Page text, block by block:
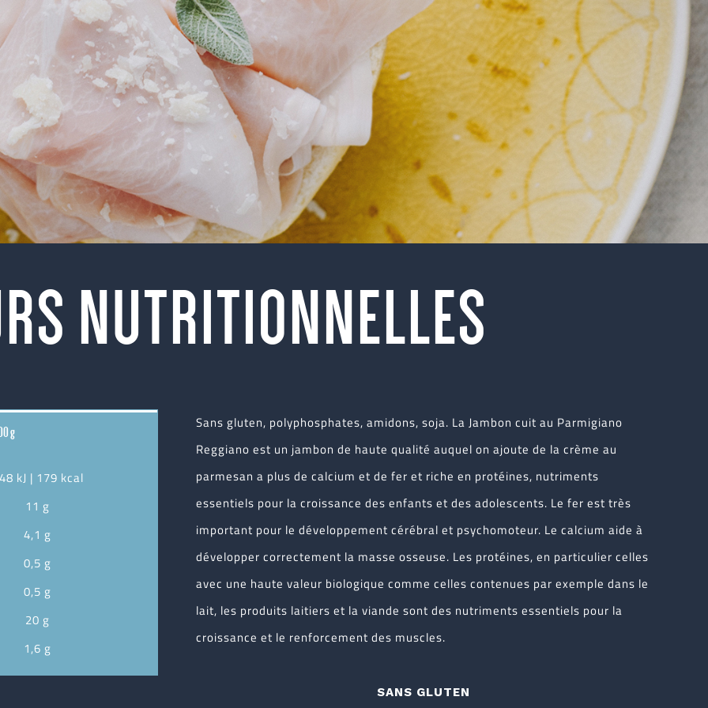
NUTRITIONNELLES
g
kJ | 179 kcal
11 g
4,1 g
0,5 g
0,5 g
20 g
1,6 g
Sans gluten, polyphosphates, amidons, soja. La Jambon cuit au Parmigiano
Reggiano est un jambon de haute qualité auquel on ajoute de la crème au
parmesan a plus de calcium et de fer et riche en protéines, nutriments
essentiels pour la croissance des enfants et des adolescents. Le fer est très
important pour le développement cérébral et psychomoteur. Le calcium aide à
développer correctement la masse osseuse. Les protéines, en particulier celles
avec une haute valeur biologique comme celles contenues par exemple dans le
lait, les produits laitiers et la viande sont des nutriments essentiels pour la
croissance et le renforcement des muscles.
SANS GLUTEN